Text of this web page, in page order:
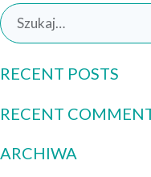
Search
for:
RECENT POSTS
RECENT
ARCHIWA